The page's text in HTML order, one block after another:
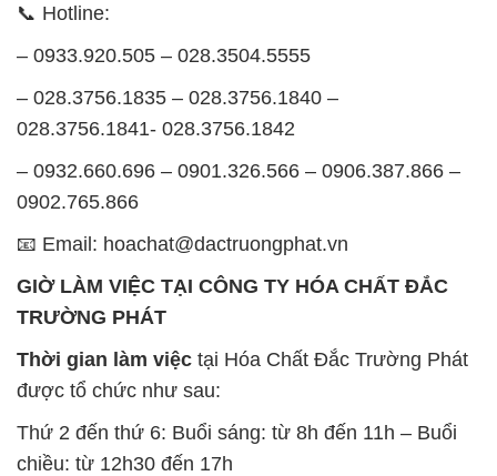
📞 Hotline:
– 0933.920.505 – 028.3504.5555
– 028.3756.1835 – 028.3756.1840 –
028.3756.1841- 028.3756.1842
– 0932.660.696 – 0901.326.566 – 0906.387.866 –
0902.765.866
📧 Email: hoachat@dactruongphat.vn
GIỜ LÀM VIỆC TẠI CÔNG TY HÓA CHẤT ĐẮC
TRƯỜNG PHÁT
Thời gian làm việc tại Hóa Chất Đắc Trường Phát
được tổ chức như sau:
Thứ 2 đến thứ 6: Buổi sáng: từ 8h đến 11h – Buổi
chiều: từ 12h30 đến 17h